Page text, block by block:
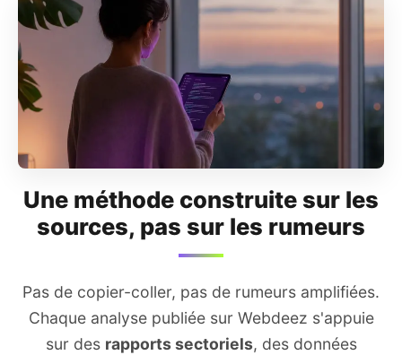
Une méthode construite sur les
sources, pas sur les rumeurs
Pas de copier-coller, pas de rumeurs amplifiées.
Chaque analyse publiée sur Webdeez s'appuie
sur des rapports sectoriels, des données